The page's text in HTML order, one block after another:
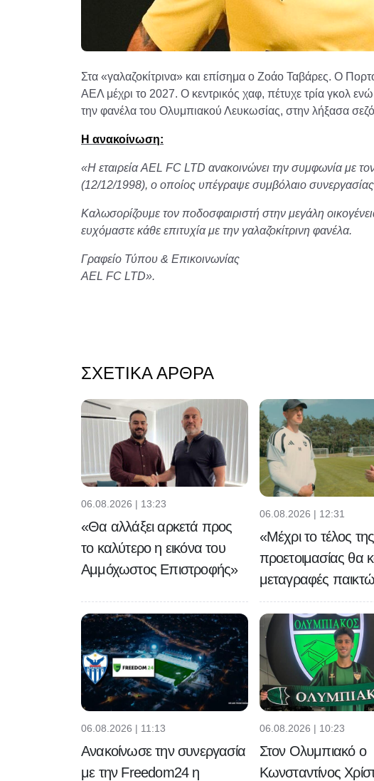
Στα «γαλαζοκίτρινα» και επίσημα ο Ζοάο Ταβάρες. Ο
ΑΕΛ μέχρι το 2027. Ο κεντρικός χαφ, πέτυχε τρία γκολ
την φανέλα του Ολυμπιακού Λευκωσίας, στην λήξασα
Η ανακοίνωση:
«Η εταιρεία AEL FC LTD ανακοινώνει την συμφωνία με
(12/12/1998), ο οποίος υπέγραψε συμβόλαιο
Καλωσορίζουμε τον ποδοσφαιριστή στην μεγάλη
ευχόμαστε κάθε επιτυχία με την γαλαζοκίτρινη φανέλα.
Γραφείο Τύπου & Επικοινωνίας
AEL FC LTD».
ΣΧΕΤΙΚΆ ΆΡΘΡΑ
06.08.2026 | 13:23
«Θα αλλάξει αρκετά προς
το καλύτερο η εικόνα του
Αμμόχωστος Επιστροφής»
06.08.2026 | 12:31
«Μέχρι το τέλος της
προετοιμασίας θα
μεταγραφές
06.08.2026 | 11:13
Ανακοίνωσε την συνεργασία
με την Freedom24 η
06.08.2026 | 10:23
Στον Ολυμπιακό ο
Κωνσταντίνος